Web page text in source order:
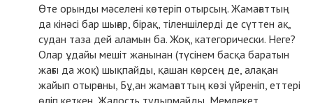
Өте орынды мәселені көтеріп отырсың. Жамағаттың
да кінәсі бар шығар, бірақ, тіленшілерді де сүттен ақ,
судан таза дей аламын ба. Жоқ, категорически. Неге?
Олар ұдайы мешіт жанынан (түсінем басқа баратын
жағы да жоқ) шықпайды, қашан көрсең де, алақан
жайып отырғаны, Бұ,ан жамағаттың көзі үйреніп, еттері
өліп кеткен, Жалость тудырмайды, Мемлекет